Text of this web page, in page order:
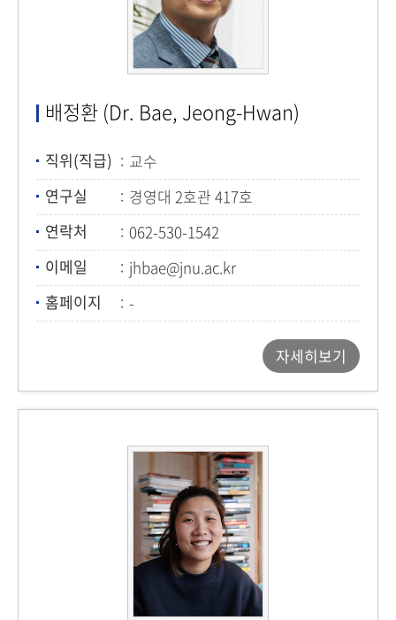
배정환 (Dr. Bae, Jeong-Hwan)
직위(직급)
교수
연구실
경영대 2호관 417호
연락처
062-530-1542
이메일
jhbae@jnu.ac.kr
홈페이지
-
자세히보기